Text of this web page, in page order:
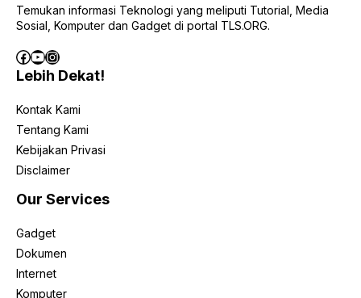
Temukan informasi Teknologi yang meliputi Tutorial, Media
Sosial, Komputer dan Gadget di portal TLS.ORG.
Facebook
YouTube
Instagram
Lebih Dekat!
Kontak Kami
Tentang Kami
Kebijakan Privasi
Disclaimer
Our Services
Gadget
Dokumen
Internet
Komputer